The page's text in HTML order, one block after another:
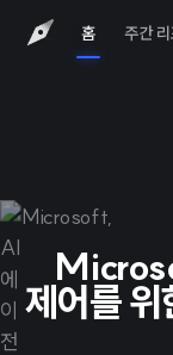
홈 주간
제어를 위